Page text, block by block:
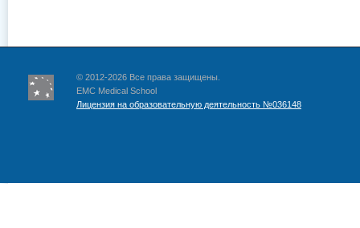
© 2012-2026 Все права защищены.
EMC Medical School
Лицензия на образовательную деятельность №036148